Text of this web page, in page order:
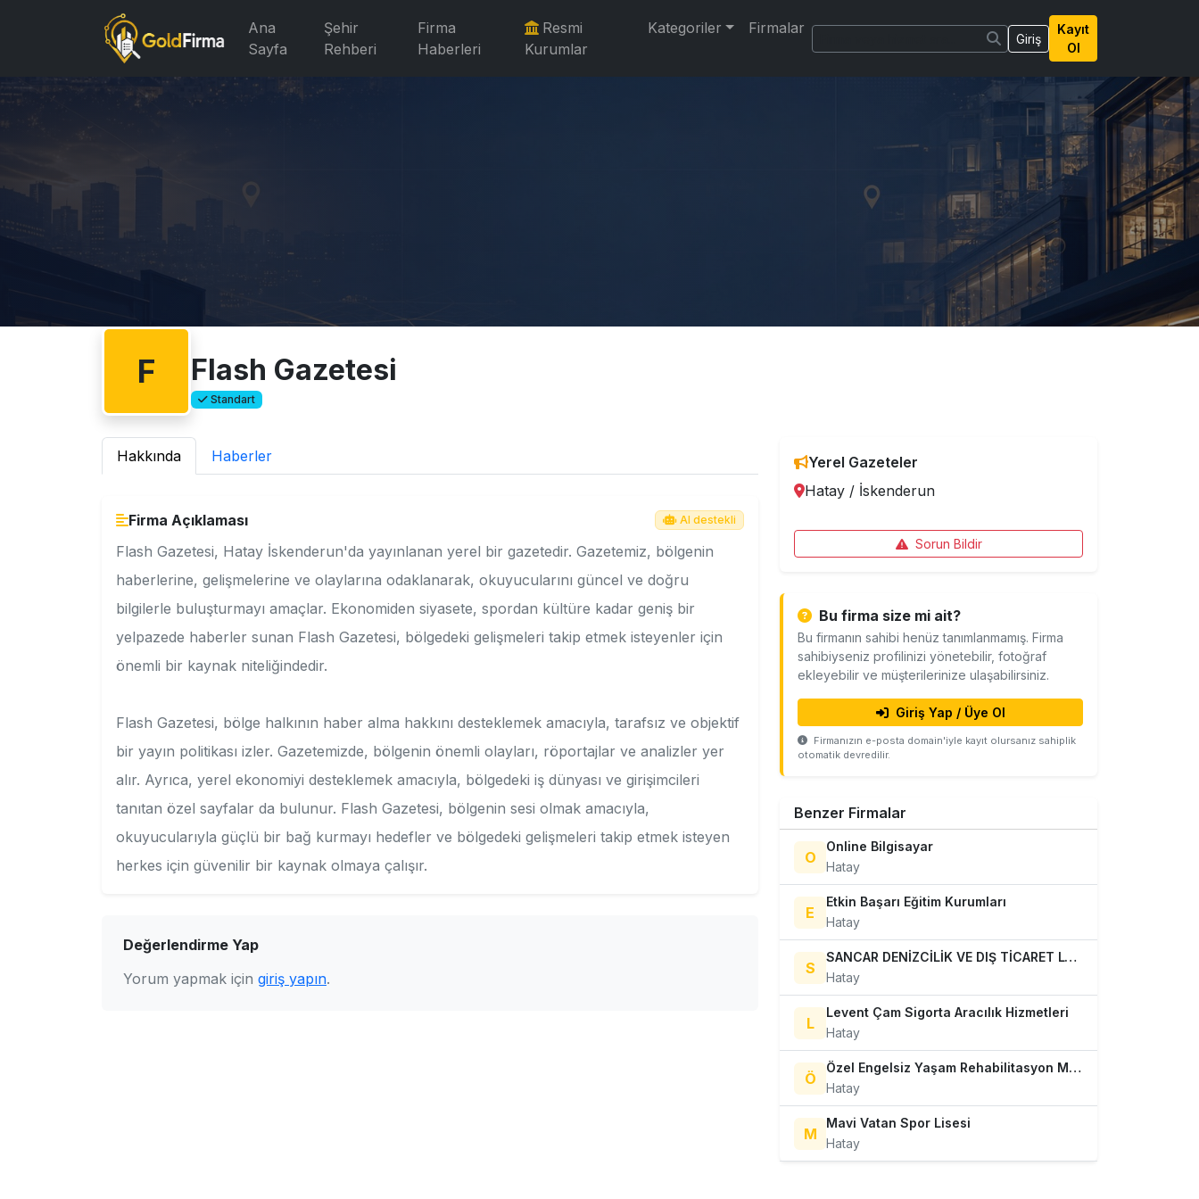
Ana
Sayfa
Şehir
Rehberi
Firma
Haberleri
Resmi
Kurumlar
Kategoriler Firmalar
Giriş
Kayıt
Ol
F Flash Gazetesi
Standart
Hakkında Haberler
Firma Açıklaması AI destekli
Flash Gazetesi, Hatay İskenderun'da yayınlanan yerel bir gazetedir. Gazetemiz, bölgenin
haberlerine, gelişmelerine ve olaylarına odaklanarak, okuyucularını güncel ve doğru
bilgilerle buluşturmayı amaçlar. Ekonomiden siyasete, spordan kültüre kadar geniş bir
yelpazede haberler sunan Flash Gazetesi, bölgedeki gelişmeleri takip etmek isteyenler için
önemli bir kaynak niteliğindedir.
Flash Gazetesi, bölge halkının haber alma hakkını desteklemek amacıyla, tarafsız ve objektif
bir yayın politikası izler. Gazetemizde, bölgenin önemli olayları, röportajlar ve analizler yer
alır. Ayrıca, yerel ekonomiyi desteklemek amacıyla, bölgedeki iş dünyası ve girişimcileri
tanıtan özel sayfalar da bulunur. Flash Gazetesi, bölgenin sesi olmak amacıyla,
okuyucularıyla güçlü bir bağ kurmayı hedefler ve bölgedeki gelişmeleri takip etmek isteyen
herkes için güvenilir bir kaynak olmaya çalışır.
Değerlendirme Yap
Yorum yapmak için giriş yapın.
Yerel Gazeteler
Hatay / İskenderun
Sorun Bildir
Bu firma size mi ait?
Bu firmanın sahibi henüz tanımlanmamış. Firma
sahibiyseniz profilinizi yönetebilir, fotoğraf
ekleyebilir ve müşterilerinize ulaşabilirsiniz.
Giriş Yap / Üye Ol
Firmanızın e-posta domain'iyle kayıt olursanız sahiplik
otomatik devredilir.
Benzer Firmalar
O
Online Bilgisayar
Hatay
E
Etkin Başarı Eğitim Kurumları
Hatay
S
SANCAR DENİZCİLİK VE DIŞ TİCARET LTD. ŞTİ.
Hatay
L
Levent Çam Sigorta Aracılık Hizmetleri
Hatay
Ö
Özel Engelsiz Yaşam Rehabilitasyon Merkezi
Hatay
M
Mavi Vatan Spor Lisesi
Hatay